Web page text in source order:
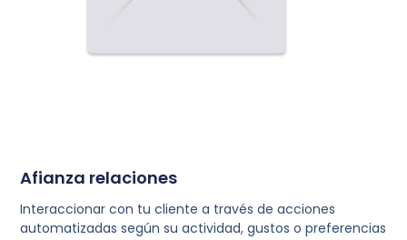
Afianza relaciones
Interaccionar con tu cliente a través de acciones
automatizadas según su actividad, gustos o preferencias